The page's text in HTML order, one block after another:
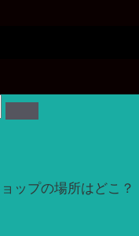
ップの場所はどこ？